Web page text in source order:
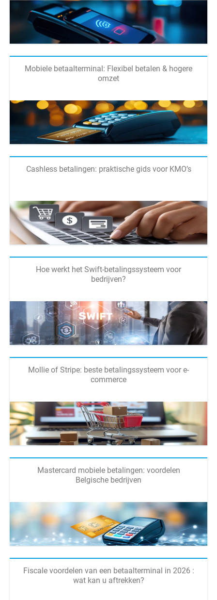
Mobiele betaalterminal: Flexibel betalen & hogere
omzet
Cashless betalingen: praktische gids voor KMO’s
Hoe werkt het Swift-betalingssysteem voor
bedrijven?
Mollie of Stripe: beste betalingssysteem voor e-
commerce
Mastercard mobiele betalingen: voordelen
Belgische bedrijven
Fiscale voordelen van een betaalterminal in 2026 :
wat kan u aftrekken?